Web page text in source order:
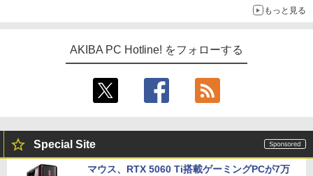
もっと見る
AKIBA PC Hotline! をフォローする
Special Site
マウス、RTX 5060 Ti搭載ゲーミングPCが7万